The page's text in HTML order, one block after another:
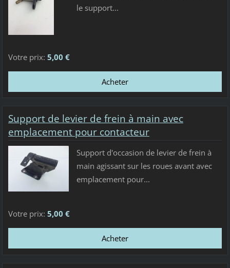
le support...
Votre prix: 5,00 €
Support de levier de frein à main avec
emplacement pour contacteur
Support d'occasion de levier de frein à
main agissant sur les roues avant avec
emplacement pour...
Votre prix: 5,00 €